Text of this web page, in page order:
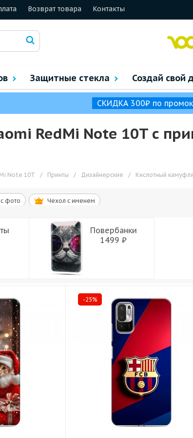
Возврат товара Контакты
Защитные стекла Создай свой
СКИДКА 300₽ по
RedMi Note 10T с
Note 10T / Принты / Дизайнерские / Кислотный
фото Чехол c именем
Повербанки
1499 ₽
-25%